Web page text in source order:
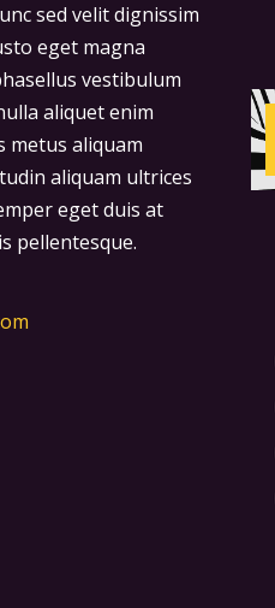
sed velit dignissim
eget magna
vestibulum
aliquet enim
metus aliquam
aliquam ultrices
eget duis at
pellentesque.